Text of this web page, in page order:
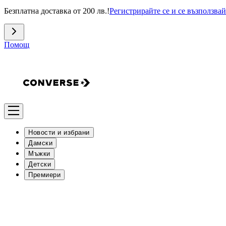
Безплатна доставка от 200 лв.!Регистрирайте се и се
Помощ
Новости и избрани
Дамски
Мъжки
Детски
Премиери